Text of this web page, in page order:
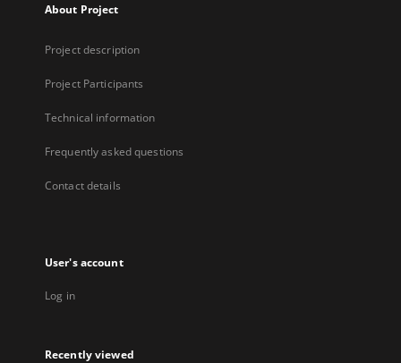
About Project
Project description
Project Participants
Technical information
Frequently asked questions
Contact details
User's account
Log in
Recently viewed